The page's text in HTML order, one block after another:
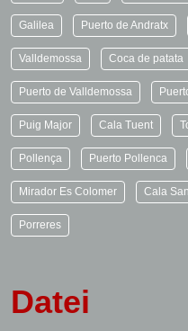
Galilea Puerto de Andratx
Valldemossa Coca de patata
Puerto de Valldemossa
Puig Major Cala Tuent
Pollença Puerto Pollenca
Mirador Es Colomer Cala
Porreres
Datei